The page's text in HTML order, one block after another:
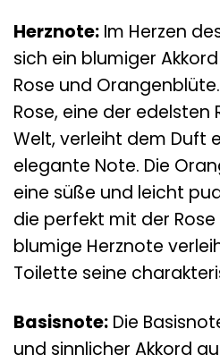
Herznote: Im Herzen
sich ein blumiger
Rose und
Rose, eine der edelsten
Welt, verleiht dem Duft
elegante Note. Die
eine süße und leicht
die perfekt mit der
blumige Herznote
Toilette seine
Basisnote: Die
und sinnlicher Akkord